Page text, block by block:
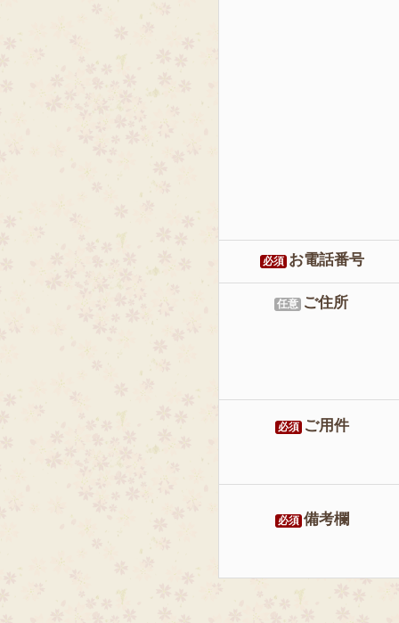
必須 お電話番号
任意 ご住所
必須 ご用件
必須 備考欄